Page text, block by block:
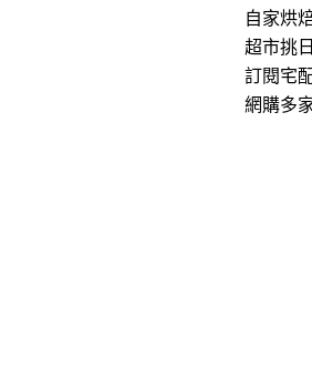
自家烘
超市挑
訂閱宅
網購多